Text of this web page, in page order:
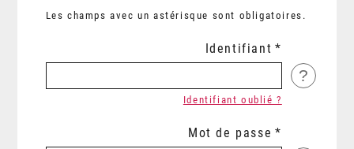
Les champs avec un astérisque sont obligatoires.
Identifiant
?
Identifiant oublié ?
Mot de passe